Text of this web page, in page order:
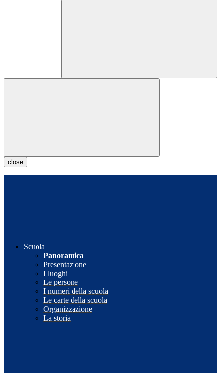
close
Scuola
Panoramica
Presentazione
I luoghi
Le persone
I numeri della scuola
Le carte della scuola
Organizzazione
La storia